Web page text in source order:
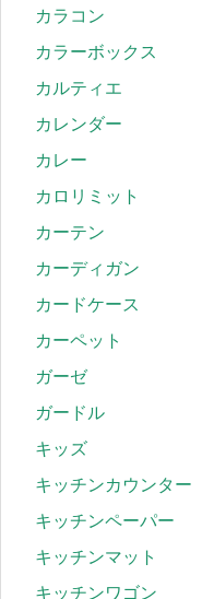
カラコン
カラーボックス
カルティエ
カレンダー
カレー
カロリミット
カーテン
カーディガン
カードケース
カーペット
ガーゼ
ガードル
キッズ
キッチンカウンター
キッチンペーパー
キッチンマット
キッチンワゴン